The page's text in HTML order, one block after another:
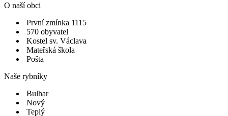
O naší obci
První zmínka 1115
570 obyvatel
Kostel sv. Václava
Mateřská škola
Pošta
Naše rybníky
Bulhar
Nový
Teplý